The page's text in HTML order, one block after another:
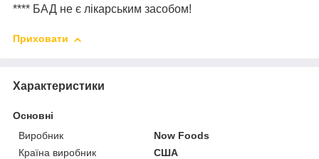
**** БАД не є лікарським засобом!
Приховати
Характеристики
Основні
Виробник
Now Foods
Країна виробник
США